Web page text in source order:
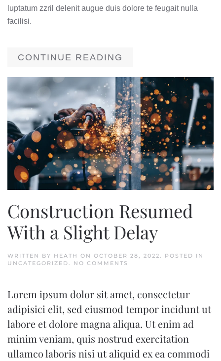
luptatum zzril delenit augue duis dolore te feugait nulla
facilisi.
CONTINUE READING
Construction Resumed
With a Slight Delay
WRITTEN BY HEATH ON OCTOBER 28, 2022. POSTED IN
UNCATEGORIZED. NO COMMENTS
A
SLIGHT
DELAY
Lorem ipsum dolor sit amet, consectetur
adipisici elit, sed eiusmod tempor incidunt ut
labore et dolore magna aliqua. Ut enim ad
minim veniam, quis nostrud exercitation
ullamco laboris nisi ut aliquid ex ea commodi